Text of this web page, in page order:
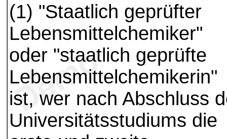
(1) "Staatlich geprüfter
Lebensmittelchemiker"
oder "staatlich geprüfte
Lebensmittelchemikerin"
ist, wer nach Abschluss
Universitätsstudiums die